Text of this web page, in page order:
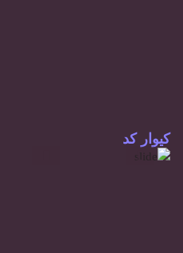
کیوار کد